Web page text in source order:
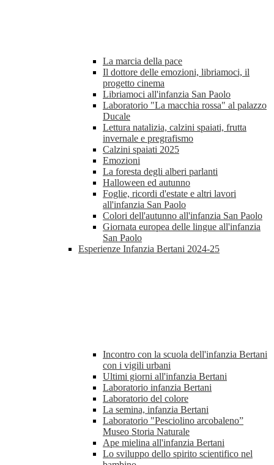
La marcia della pace
Il dottore delle emozioni, libriamoci, il
progetto cinema
Libriamoci all'infanzia San Paolo
Laboratorio "La macchia rossa" al palazzo
Ducale
Lettura natalizia, calzini spaiati, frutta
invernale e pregrafismo
Calzini spaiati 2025
Emozioni
La foresta degli alberi parlanti
Halloween ed autunno
Foglie, ricordi d'estate e altri lavori
all'infanzia San Paolo
Colori dell'autunno all'infanzia San Paolo
Giornata europea delle lingue all'infanzia
San Paolo
Esperienze Infanzia Bertani 2024-25
Incontro con la scuola dell'infanzia Bertani
con i vigili urbani
Ultimi giorni all'infanzia Bertani
Laboratorio infanzia Bertani
Laboratorio del colore
La semina, infanzia Bertani
Laboratorio "Pesciolino arcobaleno”
Museo Storia Naturale
Ape mielina all'infanzia Bertani
Lo sviluppo dello spirito scientifico nel